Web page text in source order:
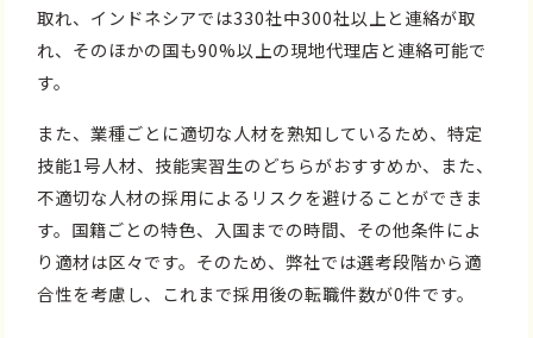
取れ、インドネシアでは330社中300社以上と連絡が取
れ、そのほかの国も90%以上の現地代理店と連絡可能で
す。
また、業種ごとに適切な人材を熟知しているため、特定
技能1号人材、技能実習生のどちらがおすすめか、また、
不適切な人材の採用によるリスクを避けることができま
す。国籍ごとの特色、入国までの時間、その他条件によ
り適材は区々です。そのため、弊社では選考段階から適
合性を考慮し、これまで採用後の転職件数が0件です。